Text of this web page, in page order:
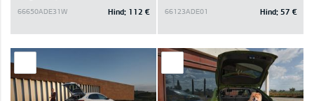
66650ADE31W Hind: 112 € 66123ADE01 Hind: 57 €